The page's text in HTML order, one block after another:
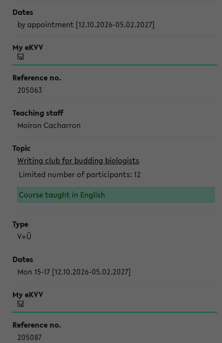
by appointment [12.10.2026-05.02.2027]
205063
Moiron Cacharron
Writing club for budding biologists
Limited number of participants: 12
Course taught in English
V+Ü
Mon 15-17 [12.10.2026-05.02.2027]
205087